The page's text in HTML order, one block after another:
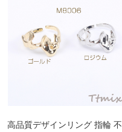
高品質デザインリング 指輪 不